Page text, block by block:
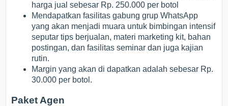
harga jual sebesar Rp. 250.000 per botol
Mendapatkan fasilitas gabung grup WhatsApp
yang akan menjadi muara untuk bimbingan intensif
seputar tips berjualan, materi marketing kit, bahan
postingan, dan fasilitas seminar dan juga kajian
rutin.
Margin yang akan di dapatkan adalah sebesar Rp.
30.000 per botol.
Paket Agen